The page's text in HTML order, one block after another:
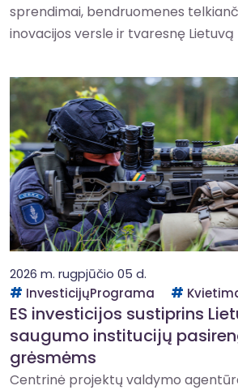
sprendimai, bendruomenes
inovacijos versle ir tvaresnę Lietuvą
2026 m. rugpjūčio 05 d.
InvesticijųPrograma
ES investicijos sustiprins
saugumo institucijų
grėsmėms
Centrinė projektų valdymo